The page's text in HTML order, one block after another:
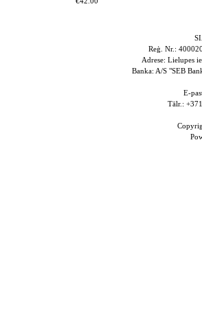
Reģ. Nr.:
Adrese: Lielupes
Banka: A/S "SEB
E-
Tālr.: